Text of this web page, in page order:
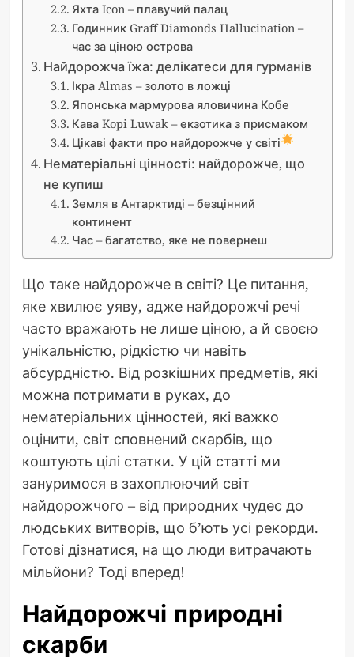
Яхта Icon – плавучий палац
Годинник Graff Diamonds Hallucination –
час за ціною острова
Найдорожча їжа: делікатеси для гурманів
Ікра Almas – золото в ложці
Японська мармурова яловичина Кобе
Кава Kopi Luwak – екзотика з присмаком
Цікаві факти про найдорожче у світі
Нематеріальні цінності: найдорожче, що
не купиш
Земля в Антарктиді – безцінний
континент
Час – багатство, яке не повернеш
Що таке найдорожче в світі? Це питання,
яке хвилює уяву, адже найдорожчі речі
часто вражають не лише ціною, а й своєю
унікальністю, рідкістю чи навіть
абсурдністю. Від розкішних предметів, які
можна потримати в руках, до
нематеріальних цінностей, які важко
оцінити, світ сповнений скарбів, що
коштують цілі статки. У цій статті ми
зануримося в захоплюючий світ
найдорожчого – від природних чудес до
людських витворів, що б’ють усі рекорди.
Готові дізнатися, на що люди витрачають
мільйони? Тоді вперед!
Найдорожчі природні
скарби